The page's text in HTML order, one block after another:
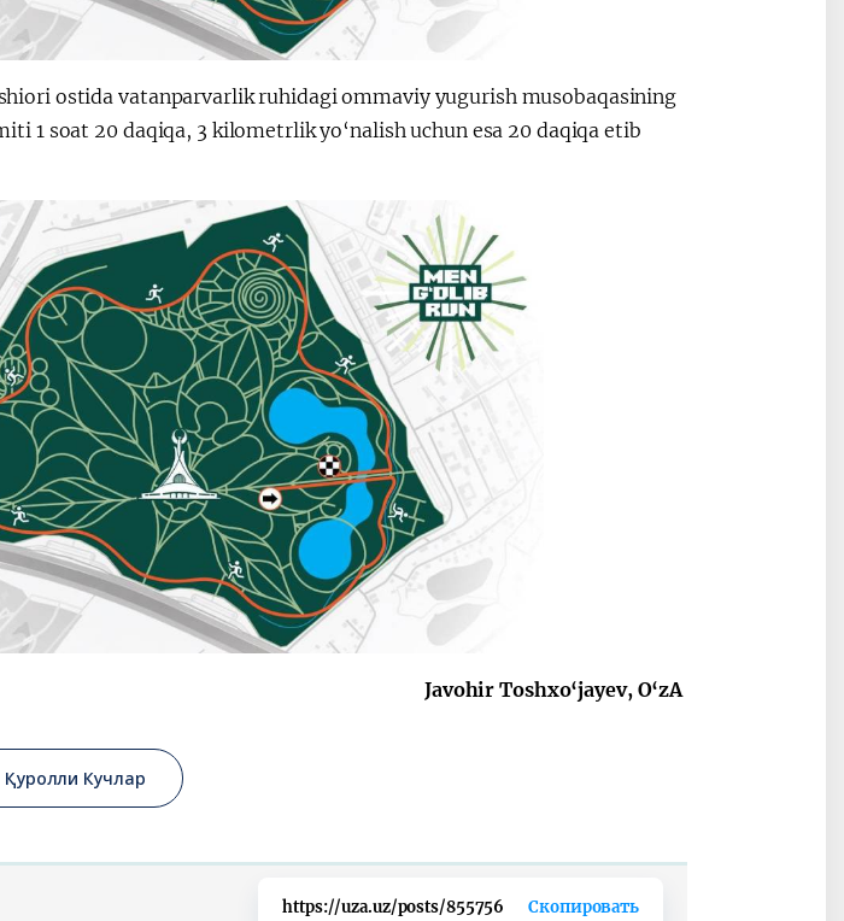
ostida vatanparvarlik ruhidagi ommaviy yugurish musobaqasining
1 soat 20 daqiqa, 3 kilometrlik yo‘nalish uchun esa 20 daqiqa etib
Javohir Toshxo‘jayev, O‘zA
Қуролли Кучлар
https://uza.uz/posts/855756 Скопировать